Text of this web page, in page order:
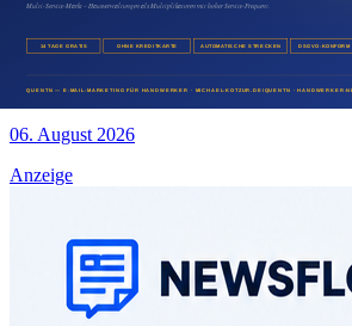
Medien & Marketing
Restaurant Presseartikel
Gäste gewinnen
06. August 2026
Anzeige